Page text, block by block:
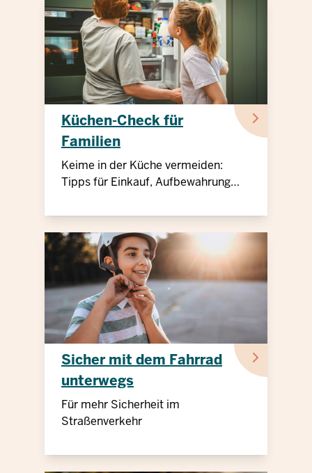
Küchen-Check für
Familien
Keime in der Küche vermeiden:
Tipps für Einkauf, Aufbewahrung
Sicher mit dem Fahrrad
unterwegs
Für mehr Sicherheit im
Straßenverkehr